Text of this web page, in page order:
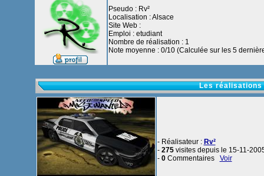
Pseudo : Rv²
Localisation : Alsace
Site Web :
Emploi : etudiant
Nombre de réalisation : 1
Note moyenne : 0/10 (Calculée sur les 5
Les réalisations
- Réalisateur : Rv²
- 275visites depuis le 15-11-
- 0Commentaires Voir